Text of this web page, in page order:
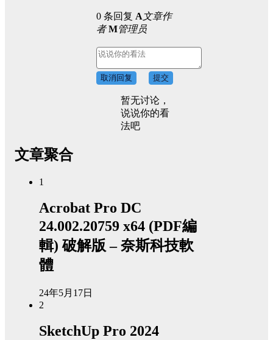
0 条回复 A文章作
者 M管理员
取消回复 提交
暂无讨论，
说说你的看
法吧
文章聚合
1
Acrobat Pro DC
24.002.20759 x64 (PDF編
輯) 破解版 – 奈斯科技軟
體
24年5月17日
2
SketchUp Pro 2024